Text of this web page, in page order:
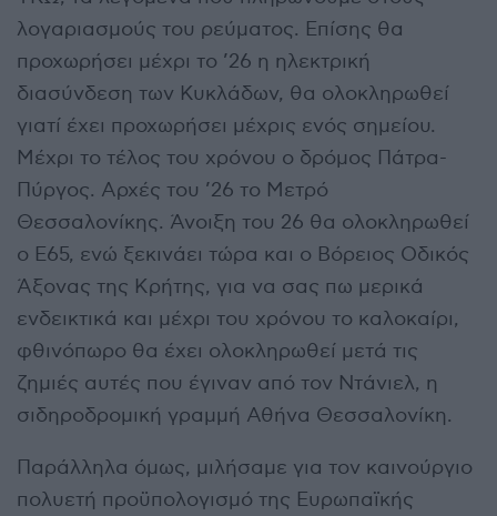
λογαριασμούς του ρεύματος. Επίσης θα
προχωρήσει μέχρι το ’26 η ηλεκτρική
διασύνδεση των Κυκλάδων, θα ολοκληρωθεί
γιατί έχει προχωρήσει μέχρις ενός σημείου.
Μέχρι το τέλος του χρόνου ο δρόμος Πάτρα-
Πύργος. Αρχές του ’26 το Μετρό
Θεσσαλονίκης. Άνοιξη του 26 θα ολοκληρωθεί
ο Ε65, ενώ ξεκινάει τώρα και ο Βόρειος Οδικός
Άξονας της Κρήτης, για να σας πω μερικά
ενδεικτικά και μέχρι του χρόνου το καλοκαίρι,
φθινόπωρο θα έχει ολοκληρωθεί μετά τις
ζημιές αυτές που έγιναν από τον Ντάνιελ, η
σιδηροδρομική γραμμή Αθήνα Θεσσαλονίκη.
Παράλληλα όμως, μιλήσαμε για τον καινούργιο
πολυετή προϋπολογισμό της Ευρωπαϊκής